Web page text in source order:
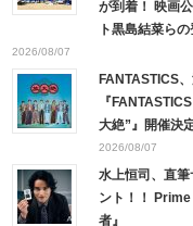
が到着！ 映画
ト黒島結菜らの
2026/08/07
FANTASTICS
『
大絶”』開催決
2026/08/07
水上恒司、直
ント！！
者』